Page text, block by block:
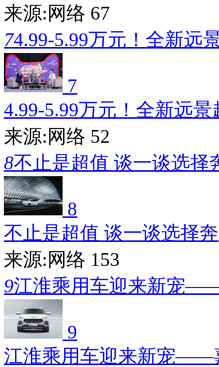
来源:网络 67
74.99-5.99万元！全新远
7
4.99-5.99万元！全新远景
来源:网络 52
8不止是超值 谈一谈选择
8
不止是超值 谈一谈选择奔
来源:网络 153
9江淮乘用车迎来新宠
9
江淮乘用车迎来新宠——